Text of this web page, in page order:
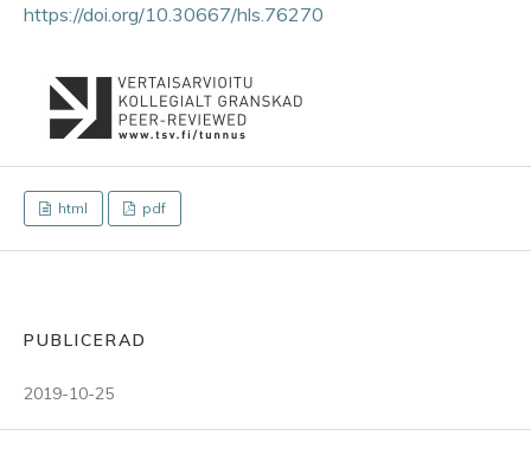
https://doi.org/10.30667/hls.76270
html pdf
PUBLICERAD
2019-10-25